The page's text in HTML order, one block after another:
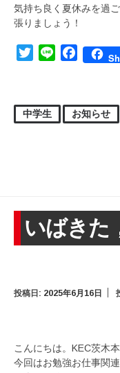
気持ち良く夏休みを過
張りましょう！
TwitterLine Facebook
中学生 お知らせ
いばきた
投稿日: 2025年6月16日
こんにちは。KEC茨木
今回はお勉強お仕事関